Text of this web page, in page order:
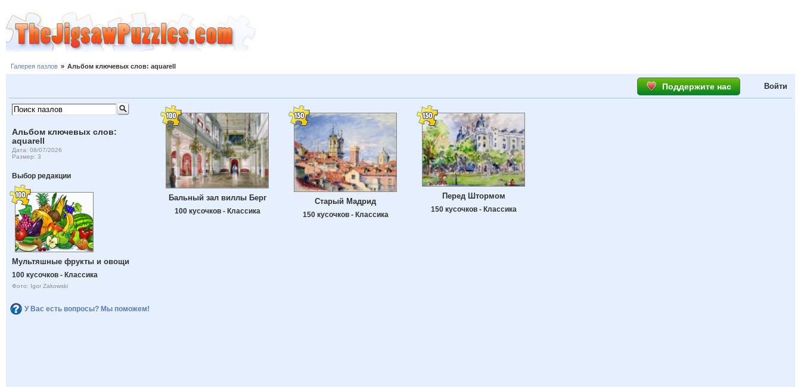
Галерея пазлов » Альбом ключевых слов: aquarell
Поддержите нас Войти
Альбом ключевых слов:
aquarell
Дата: 08/07/2026
Размер: 3
Выбор редакции
Мультяшные фрукты и овощи
100 кусочков - Классика
Фото: Igor Zakowski
У Вас есть вопросы? Мы поможем!
Бальный зал виллы Берг
100 кусочков - Классика
Старый Мадрид
150 кусочков - Классика
Перед Штормом
150 кусочков - Классика